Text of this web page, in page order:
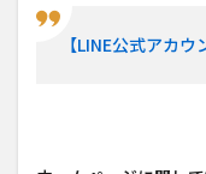
【LINE公式アカ